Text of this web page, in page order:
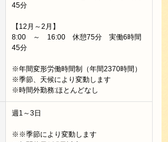
45分
【12月～2月】
8:00 ～ 16:00 休憩75分 実働6時間
45分
※年間変形労働時間制（年間2370時間）
※季節、天候により変動します
※時間外勤務:ほとんどなし
週1～3日
※※季節により変動します